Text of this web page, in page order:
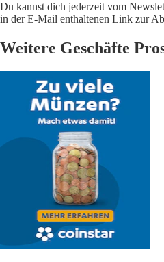
Du kannst dich jederzeit vom
in der E-Mail enthaltenen Link zur
Weitere Geschäfte